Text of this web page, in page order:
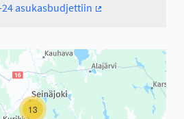
asukasbudjettiin
on kartta, joka esittää tämän
13